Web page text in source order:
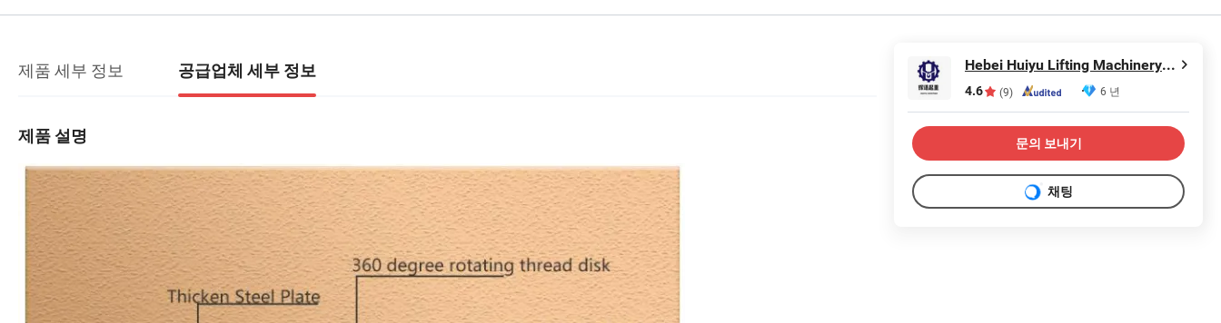
제품 세부 정보 공급업체 세부 정보
제품 설명
Hebei Huiyu Lifting Machinery Manufacturing Co., Ltd.
4.6 (9) 6 년
문의 보내기
채팅